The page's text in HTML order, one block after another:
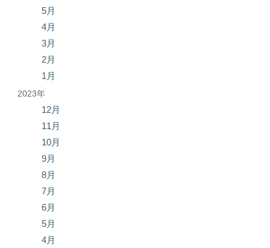
5月
4月
3月
2月
1月
2023年
12月
11月
10月
9月
8月
7月
6月
5月
4月